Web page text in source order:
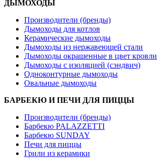
ДЫМОХОДЫ
Производители (бренды)
Дымоходы для котлов
Керамические дымоходы
Дымоходы из нержавеющей стали
Дымоходы окрашенные в цвет кровли
Дымоходы с изоляцией (сэндвич)
Одноконтурные дымоходы
Овальные дымоходы
БАРБЕКЮ И ПЕЧИ ДЛЯ ПИЦЦЫ
Производители (бренды)
Барбекю PALAZZETTI
Барбекю SUNDAY
Печи для пиццы
Грили из керамики